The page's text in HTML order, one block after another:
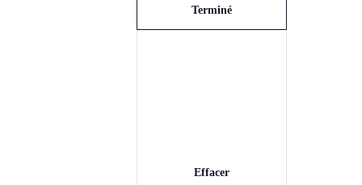
Terminé
Effacer